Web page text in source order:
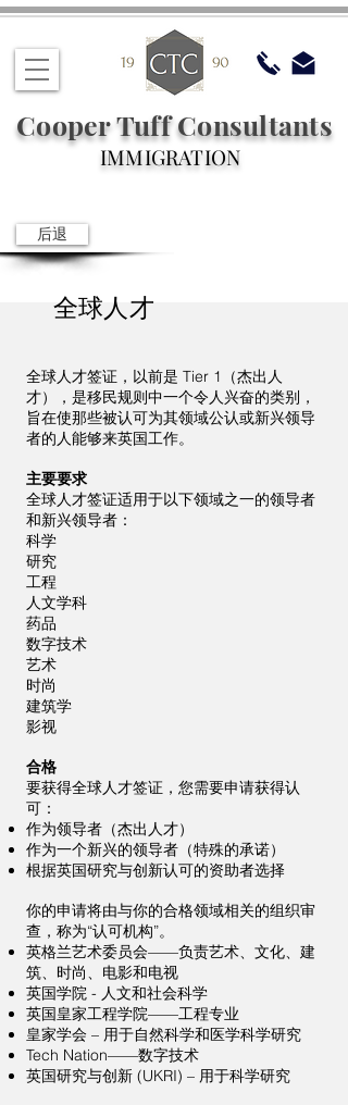
Cooper Tuff Consultants
IMMIGRATION
后退
全球人才
全球人才签证，以前是 Tier 1（杰出人
才），是移民规则中一个令人兴奋的类别，
旨在使那些被认可为其领域公认或新兴领导
者的人能够来英国工作。
主要要求
全球人才签证适用于以下领域之一的领导者
和新兴领导者：
科学
研究
工程
人文学科
药品
数字技术
艺术
时尚
建筑学
影视
合格
要获得全球人才签证，您需要申请获得认
可：
作为领导者（杰出人才）
作为一个新兴的领导者（特殊的承诺）
根据英国研究与创新认可的资助者选择
你的申请将由与你的合格领域相关的组织审
查，称为“认可机构”。
英格兰艺术委员会——负责艺术、文化、建
筑、时尚、电影和电视
英国学院 - 人文和社会科学
英国皇家工程学院——工程专业
皇家学会 – 用于自然科学和医学科学研究
Tech Nation——数字技术
英国研究与创新 (UKRI) – 用于科学研究